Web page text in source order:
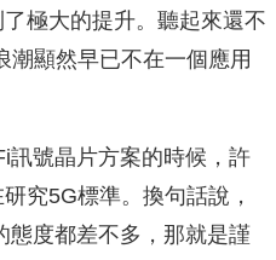
極大的提升。聽起來還不
潮顯然早已不在一個應用
訊號晶片方案的時候，許
究5G標準。換句話說，
態度都差不多，那就是謹